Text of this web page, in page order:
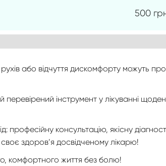
500
або відчуття дискомфорту можуть
інструмент у лікуванні
консультацію, якісну
здоров’я досвідченому лікарю!
комфортного життя без болю!